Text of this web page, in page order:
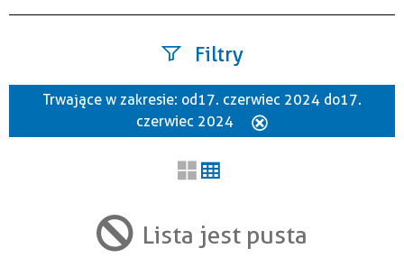
Filtry
Szukana fraza
Trwające w zakresie
Trwające w zakresie: od 17. czerwiec 2024 do 17.
czerwiec 2024
Lista jest pusta